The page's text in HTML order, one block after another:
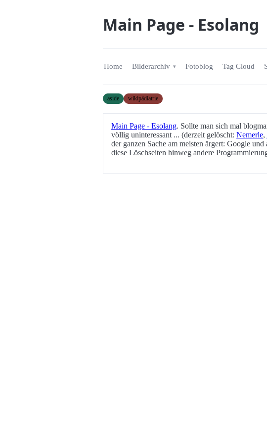
Main Page - Esolang
Home Bilderarchiv Fotoblog Tag Cloud
aside wikipädiatrie
Main Page - Esolang. Sollte man sich mal
völlig uninteressant ... (derzeit gelöscht: Nemerle,
der ganzen Sache am meisten ärgert: Google
diese Löschseiten hinweg andere